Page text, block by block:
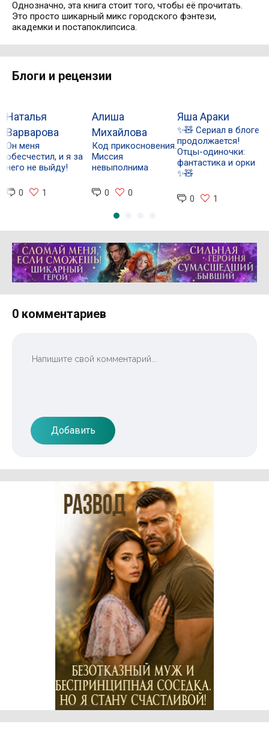
Однозначно, эта книга стоит того, чтобы её прочитать.
Это просто шикарный микс городского фэнтези,
академки и постапоклипсиса.
Блоги и рецензии
Наталья
Варварова
Он меня
обесчестил, и я за
него не выйду!
0 1
Алиша
Михайлова
Код прикосновения.
Миссия
невыполнима
0 0
Яша Араки
✨🧸 Сериал в блоге
продолжается!
Отцы-одиночки:
фантастика и орки
✨🧸
0 1
Реклама 16+ АО «ЛитГород»
0 комментариев
Добавить
Реклама 16+ АО «ЛитГород»